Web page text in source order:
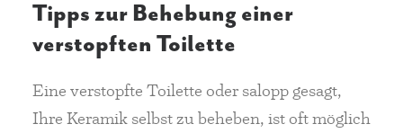
Tipps zur Behebung einer
verstopften Toilette
Eine verstopfte Toilette oder salopp gesagt,
Ihre Keramik selbst zu beheben, ist oft möglich